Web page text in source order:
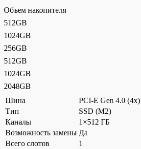
Объем накопителя
512GB
1024GB
256GB
512GB
1024GB
2048GB
Шина
PCI-E Gen 4.0 (4x)
Тип
SSD (M2)
Каналы
1×512 ГБ
Возможность замены Да
Всего слотов
1